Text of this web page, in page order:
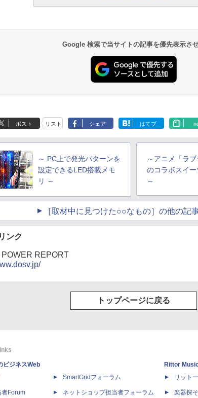
Google 検索で当サイトの記事を優先表示さ
ポスト リスト シェア はてブ
～ PC上で発光パターンを
設定できるLED搭載メモ
リ ～
～アニメ「ラブ
のコラボスイー
～
［取材中に見つけた○○なもの］の他の記
ンク
POWER REPORT
トップページに戻る
ビジネスWeb
者Forum
SmartGridフォーラム
ネットショップ担当者フォーラム
Rittor
リット
楽器探